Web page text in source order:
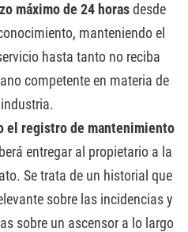
máximo de 24 horasdesde
manteniendo el
hasta tanto no reciba
competente en materia de
industria.
el registro de mantenimiento
entregar al propietario a la
Se trata de un historial que
sobre las incidencias y
sobre un ascensor a lo largo